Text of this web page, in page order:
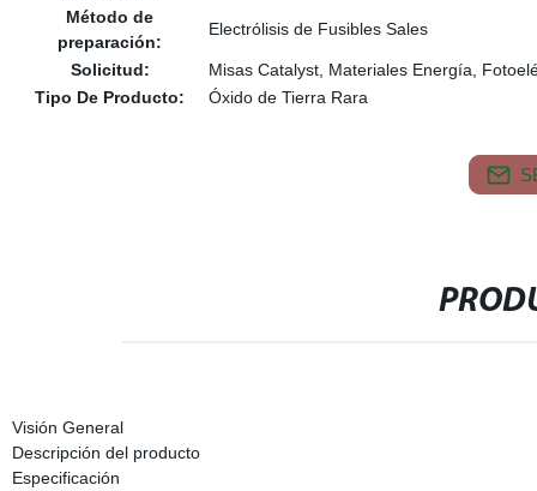
Método de
preparación:
Electrólisis de Fusibles Sales
Solicitud:
Misas Catalyst, Materiales Energía,
Tipo De Producto:
Óxido de Tierra Rara
Visión General
Descripción del producto
Especificación